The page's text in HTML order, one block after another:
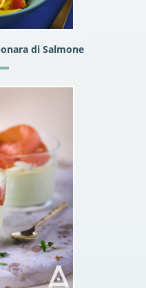
di Salmone